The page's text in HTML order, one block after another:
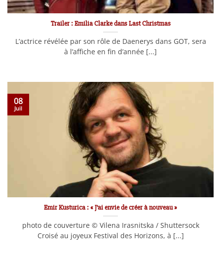
Trailer : Emilia Clarke dans Last Christmas
L’actrice révélée par son rôle de Daenerys dans GOT, sera
à l’affiche en fin d’année [...]
Emir Kusturica : « J’ai envie de créer à nouveau »
photo de couverture © Vilena Irasnitska / Shuttersock
Croisé au joyeux Festival des Horizons, à [...]
08
Juil